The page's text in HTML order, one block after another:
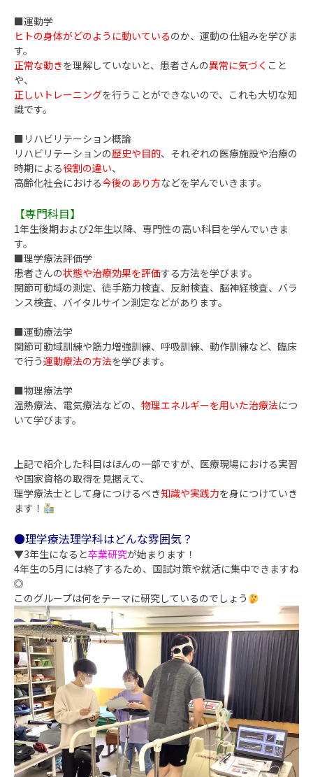
■運動学
ヒトの身体がどのように動いているのか、運動の仕組みを学びま
す。
正常な動きを理解していないと、患者さんの異常に気づく こと
や、
正しいトレーニングを行うことができないので、これも大切な知
識です。
■リハビリテーション概論
リハビリテーションの歴史や目的、それぞれの医療施設や治療の
時期による役割の違い、
高齢化社会における今後のあり方などを学んでいきます。
【専門科目】
1年生後期および2年生以降、専門性の高い科目を学んでいきま
す。
■理学療法評価学
患者さんの状態や治療効果を評価する方法を学びます。
関節可動域の測定、徒手筋力検査、反射検査、脳神経検査、バラ
ンス検査、バイタルサイン測定などがあります。
■運動療法学
関節可動域訓練や筋力増強訓練、呼吸訓練、動作訓練など、臨床
で行う運動療法の方法を学びます。
■物理療法学
温熱療法、電気療法などの、 物理エネルギーを用いた治療法につ
いて学びます。
上記で紹介した科目はほんの一部ですが、医療現場における実習
や国家資格の取得を見据えて、
理学療法士として身につけるべき知識や実践力を身につけていき
ます！
●理学療法理学科はどんな雰囲気？
▼3年生になると卒業研究が始まります！
4年生の5月には終了するため、国試対策や就活に集中できますね
◎
このグループは何をテーマに研究しているのでしょう